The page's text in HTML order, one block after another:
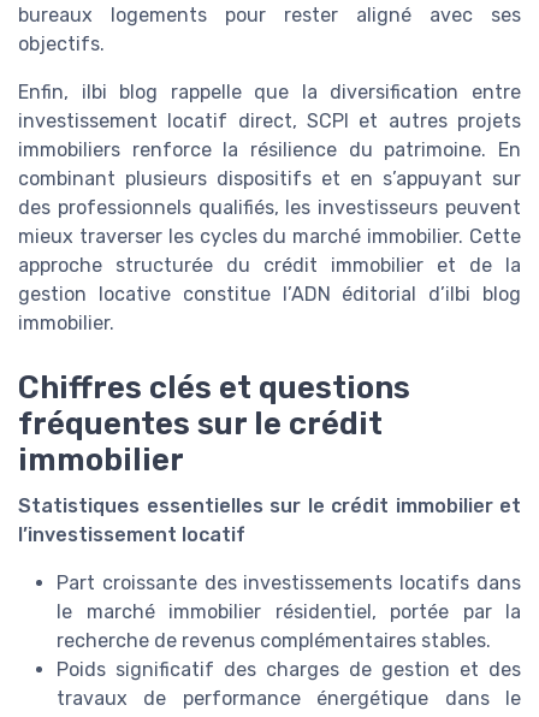
bureaux logements pour rester aligné avec ses
objectifs.
Enfin, ilbi blog rappelle que la diversification entre
investissement locatif direct, SCPI et autres projets
immobiliers renforce la résilience du patrimoine. En
combinant plusieurs dispositifs et en s’appuyant sur
des professionnels qualifiés, les investisseurs peuvent
mieux traverser les cycles du marché immobilier. Cette
approche structurée du crédit immobilier et de la
gestion locative constitue l’ADN éditorial d’ilbi blog
immobilier.
Chiffres clés et questions
fréquentes sur le crédit
immobilier
Statistiques essentielles sur le crédit immobilier et
l’investissement locatif
Part croissante des investissements locatifs dans
le marché immobilier résidentiel, portée par la
recherche de revenus complémentaires stables.
Poids significatif des charges de gestion et des
travaux de performance énergétique dans le